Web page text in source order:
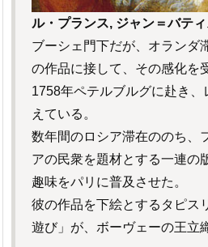
ル・プランス, ジャン＝バティ
ブーシェ門下だが、オランダ
の作品に接して、その感化を
1758年ペテルブルグに赴き
えている。
数年間のロシア滞在ののち、
アの民衆を題材とする一連の
趣味をパリに普及させた。
彼の作品を下絵とするタピス
遊び」が、ボーヴェーの王立